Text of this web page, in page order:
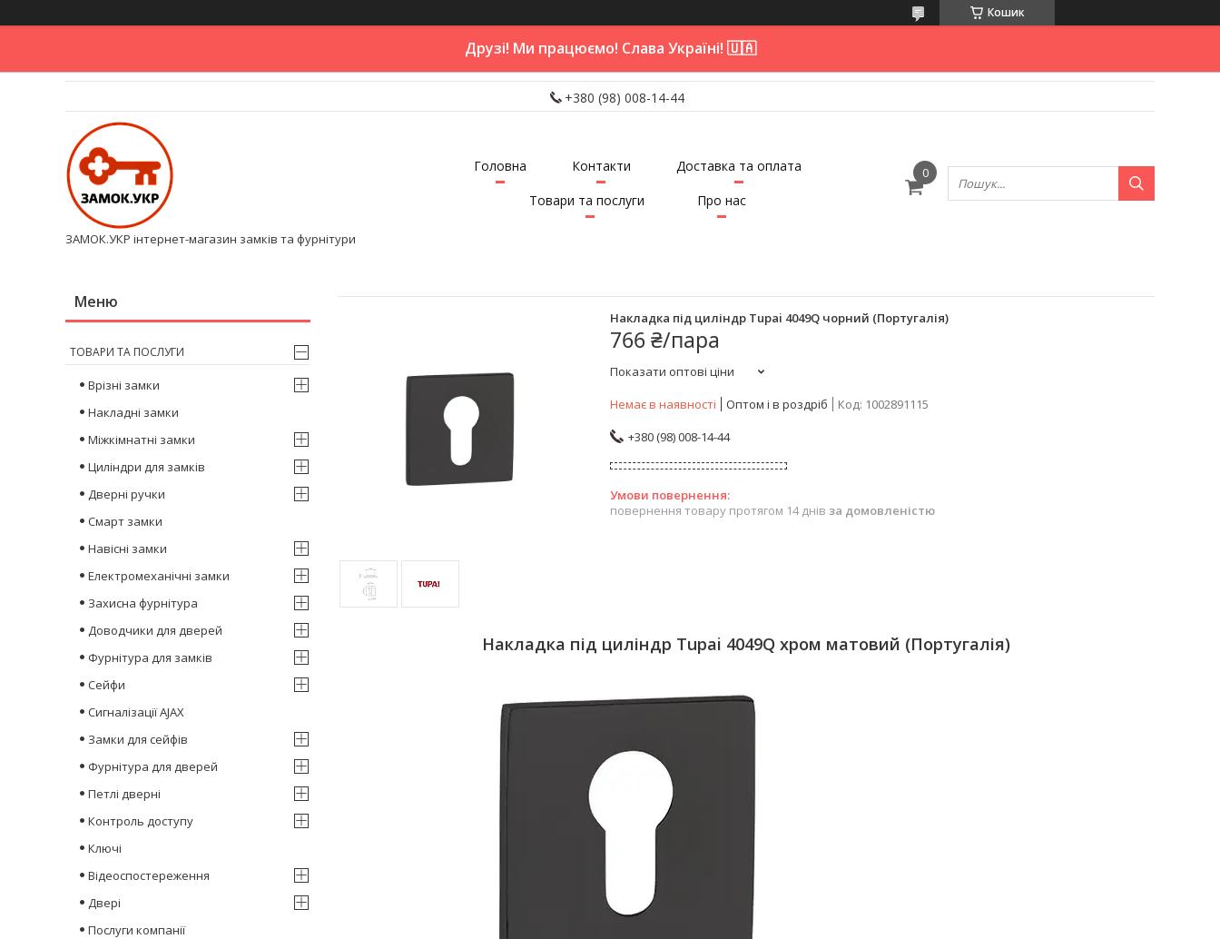
Кошик
Друзі! Ми працюємо! Слава Україні! 🇺🇦
+380 (98) 008-14-44
ЗАМОК.УКР інтернет-магазин замків та фурнітури
Головна Контакти
Доставка та оплата
Товари та послуги
Про нас
Накладка під циліндр Tupai 4049Q чорний (Португалія)
766 ₴/пара
Показати оптові ціни
Немає в наявності
Оптом і в роздріб Код: 1002891115
+380 (98) 008-14-44
повернення товару протягом 14 днів за домовленістю
Накладка під циліндр Tupai 4049Q хром матовий (Португалія)
ТОВАРИ ТА ПОСЛУГИ
Врізні замки
Накладні замки
Міжкімнатні замки
Циліндри для замків
Дверні ручки
Смарт замки
Навісні замки
Електромеханічні замки
Захисна фурнітура
Доводчики для дверей
Фурнітура для замків
Сейфи
Сигналізації AJAX
Замки для сейфів
Фурнітура для дверей
Петлі дверні
Контроль доступу
Ключі
Відеоспостереження
Двері
Послуги компанії